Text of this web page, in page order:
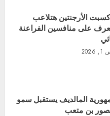
الأرجنتين هتلاعب
على منافسين الفراعنة
المالديف يستقبل سمو
بن متعب